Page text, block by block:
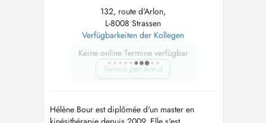
132, route d'Arlon,
L-8008 Strassen
Verfügbarkeiten der Kollegen
Keine online Termine verfügbar
Termin per Anruf
Hélène Bour est diplômée d'un master en